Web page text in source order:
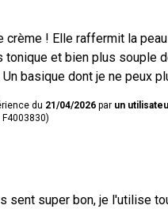
! Elle raffermit la
et bien plus souple
basique dont je ne peux
du 21/04/2026 par un
sent super bon, je l'utilise